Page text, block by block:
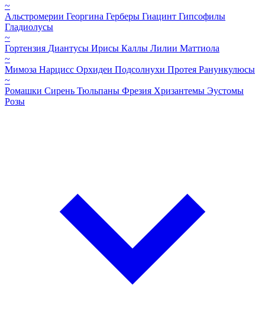
~
Альстромерии Георгина Герберы Гиацинт Гипсофилы
Гладиолусы
~
Гортензия Диантусы Ирисы Каллы Лилии Маттиола
~
Мимоза Нарцисс Орхидеи Подсолнухи Протея Ранункулюсы
~
Ромашки Сирень Тюльпаны Фрезия Хризантемы Эустомы
Розы